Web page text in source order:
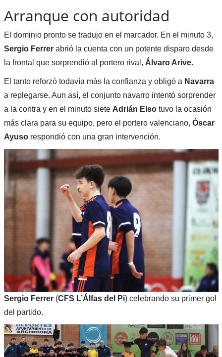
Arranque con autoridad
El dominio pronto se tradujo en el marcador. En el minuto 3,
Sergio Ferrerabrió la cuenta con un potente disparo desde
la frontal que sorprendió al portero rival, Álvaro Arive.
El tanto reforzó todavía más la confianza y obligó a Navarra
a replegarse. Aun así, el conjunto navarro intentó sorprender
a la contra y en el minuto siete Adrián Elsotuvo la ocasión
más clara para su equipo, pero el portero valenciano, Óscar
Ayusorespondió con una gran intervención.
Sergio Ferrer(CFS L’Álfas del Pi) celebrando su primer gol
del partido.